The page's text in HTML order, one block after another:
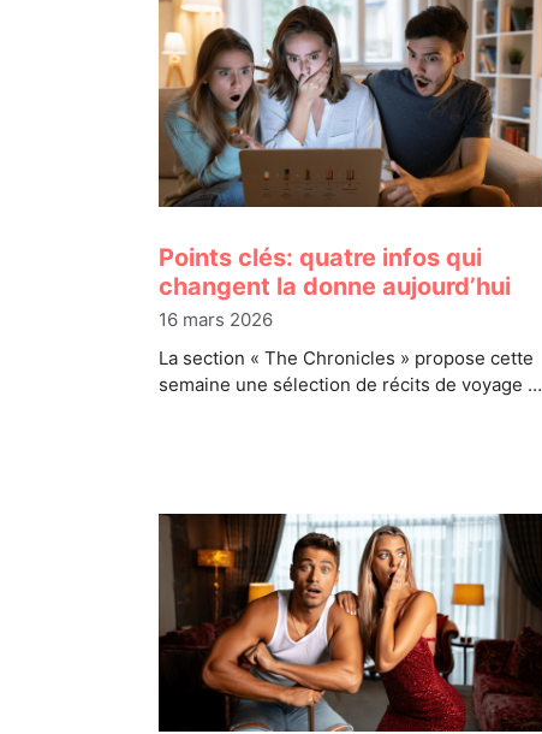
Points clés: quatre infos qui
changent la donne aujourd’hui
16 mars 2026
La section « The Chronicles » propose cette
semaine une sélection de récits de voyage …